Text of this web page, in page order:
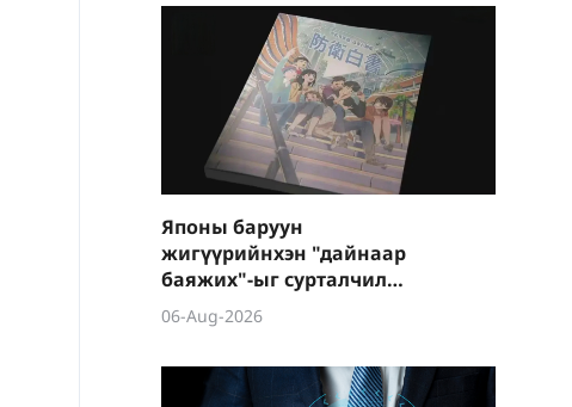
Японы баруун
жигүүрийнхэн "дайнаар
баяжих"-ыг сурталчилж
байна
06-Aug-2026